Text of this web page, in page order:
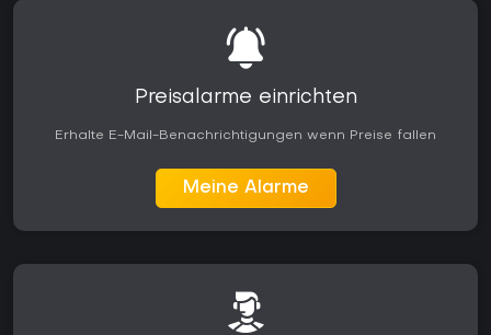
Preisalarme einrichten
Erhalte E-Mail-Benachrichtigungen wenn Preise fallen
Meine Alarme